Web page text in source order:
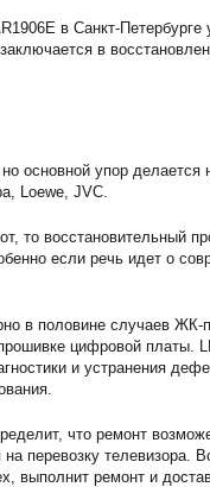
в Санкт-
в
основной упор
Loewe, JVC.
то восстановительный
если речь идет о
в половине случаев
цифровой платы.
и устранения
что ремонт
перевозку телевизора.
выполнит ремонт и